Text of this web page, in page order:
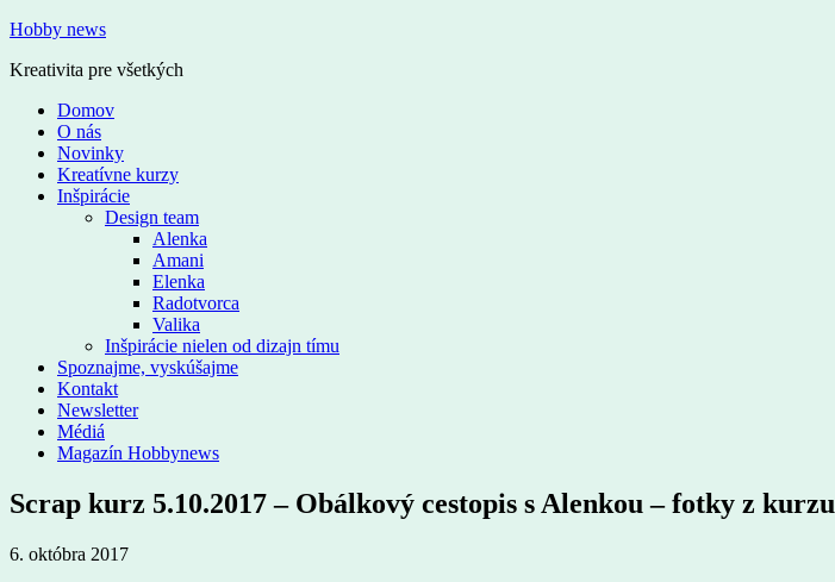
Hobby news
Kreativita pre všetkých
Domov
O nás
Novinky
Kreatívne kurzy
Inšpirácie
Design team
Alenka
Amani
Elenka
Radotvorca
Valika
Inšpirácie nielen od dizajn tímu
Spoznajme, vyskúšajme
Kontakt
Newsletter
Médiá
Magazín Hobbynews
Scrap kurz 5.10.2017 – Obálkový cestopis s Alenkou – fotky z kurzu
6. októbra 2017